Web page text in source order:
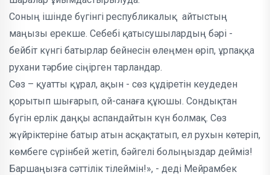
Соның ішінде бүгінгі республикалық айтыстың
маңызы ерекше. Себебі қатысушылардың бәрі -
бейбіт күнгі батырлар бейнесін өлеңмен өріп, ұрпаққа
рухани тәрбие сіңірген тарландар.
Сөз – қуатты құрал, ақын - сөз құдіретін кеудеден
қорытып шығарып, ой-санаға құюшы. Сондықтан
бүгін ерлік даңқы аспандайтын күн болмақ. Сөз
жүйріктеріне батыр атын асқақтатып, ел рухын көтеріп,
көмбеге сүрінбей жетіп, бәйгелі болыңыздар дейміз!
Баршаңызға сәттілік тілеймін!», - деді Мейрамбек